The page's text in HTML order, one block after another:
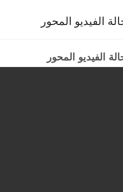
الفيديو المحور
الفيديو المحور